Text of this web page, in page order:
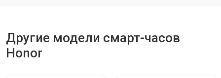
Другие модели смарт-часов
Honor